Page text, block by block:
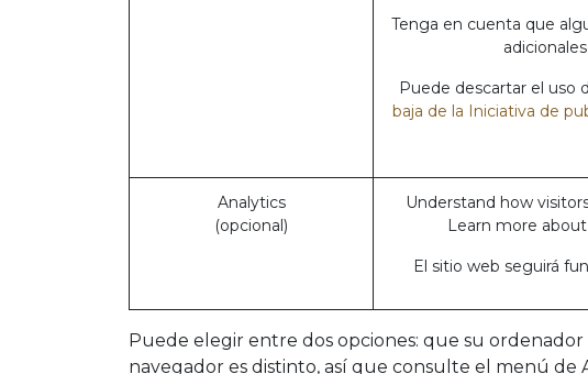
Tenga en cuenta que
Puede descartar el uso
baja de la Iniciativa de
Analytics
(opcional)
Understand how
Learn more about
El sitio web seguirá
Puede elegir entre dos opciones: que su ordenador
navegador es distinto, así que consulte el menú de